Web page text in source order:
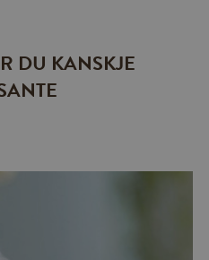
DU KANSKJE